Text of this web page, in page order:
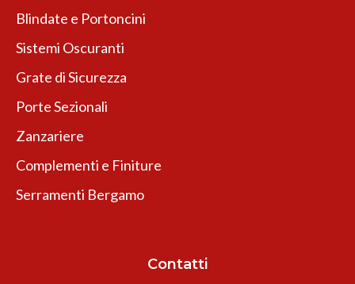
Blindate e Portoncini
Sistemi Oscuranti
Grate di Sicurezza
Porte Sezionali
Zanzariere
Complementi e Finiture
Serramenti Bergamo
Contatti